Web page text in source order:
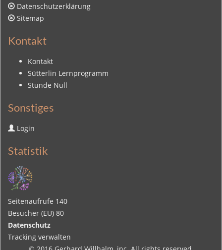
Datenschutzerklärung
Sitemap
Kontakt
Kontakt
Sütterlin Lernprogramm
Stunde Null
Sonstiges
Login
Statistik
Seitenaufrufe 140
Besucher (EU) 80
Datenschutz
Tracking verwalten